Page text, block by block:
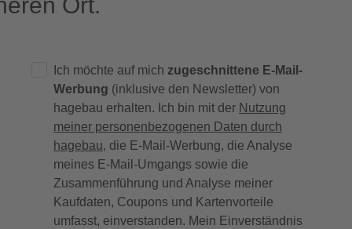
Ort.
Ich möchte auf mich zugeschnittene E-Mail-
Werbung (inklusive den Newsletter) von
hagebau erhalten. Ich bin mit der Nutzung
meiner personenbezogenen Daten durch
hagebau, die E-Mail-Werbung, die Analyse
meines E-Mail-Umgangs sowie die
Zusammenführung und Analyse meiner
Kaufdaten, Coupons und Kartenvorteile
umfasst, einverstanden. Mein Einverständnis